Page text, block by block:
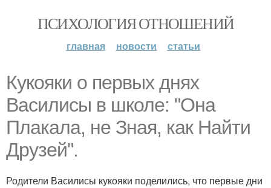
ПСИХОЛОГИЯ ОТНОШЕНИЙ
главная новости статьи
Кукояки о первых днях
Василисы в школе: "Она
Плакала, не Зная, как Найти
Друзей".
Родители Василисы кукояки поделились, что первые дни